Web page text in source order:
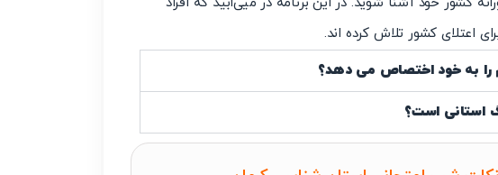
اعتلای کشور تلاش کرده اند.
را به خود اختصاص می دهد؟
استانی است؟